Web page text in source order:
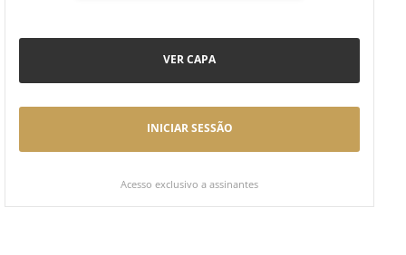
VER CAPA
INICIAR SESSÃO
Acesso exclusivo a assinantes